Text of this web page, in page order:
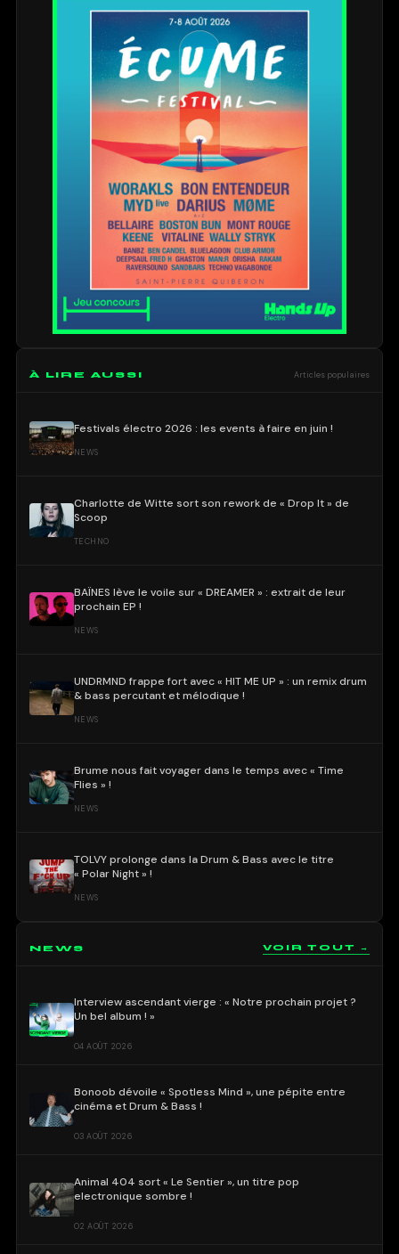
À LIRE AUSSI Articles populaires
Festivals électro 2026 : les events à faire en juin !
NEWS
Charlotte de Witte sort son rework de « Drop It » de
Scoop
TECHNO
BAÏNES lève le voile sur « DREAMER » : extrait de leur
prochain EP !
NEWS
UNDRMND frappe fort avec « HIT ME UP » : un remix drum
& bass percutant et mélodique !
NEWS
Brume nous fait voyager dans le temps avec « Time
Flies » !
NEWS
TOLVY prolonge dans la Drum & Bass avec le titre
« Polar Night » !
NEWS
NEWS VOIR TOUT →
Interview ascendant vierge : « Notre prochain projet ?
Un bel album ! »
04 AOÛT 2026
Bonoob dévoile « Spotless Mind », une pépite entre
cinéma et Drum & Bass !
03 AOÛT 2026
Animal 404 sort « Le Sentier », un titre pop
electronique sombre !
02 AOÛT 2026